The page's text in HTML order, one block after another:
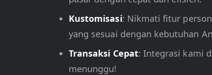
Kustomisasi: Nikmati fitur
yang sesuai dengan kebutuhan
Transaksi Cepat: Integrasi kami
menunggu!